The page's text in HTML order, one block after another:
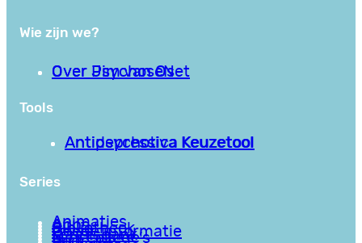
Wie zijn we?
Over PsychoseNet
Over Jim van Os
Tools
Antipsychotica Keuzetool
Antidepressiva Keuzetool
Series
Animaties
Apps
Bibliotheek
Goede informatie
Kennisbank
Mini college’s